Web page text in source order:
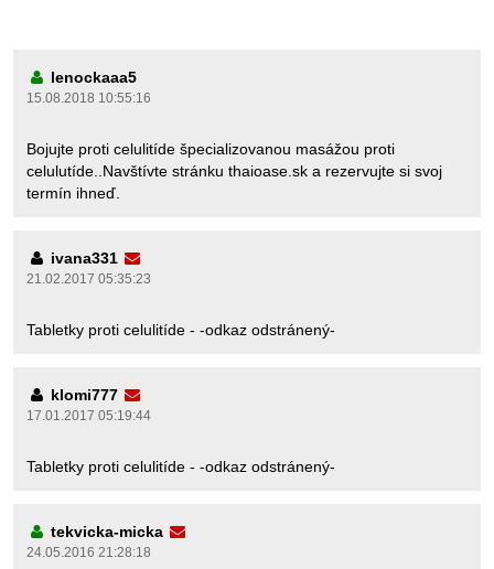
lenockaaa5
15.08.2018 10:55:16
Bojujte proti celulitíde špecializovanou masážou proti
celulutíde..Navštívte stránku thaioase.sk a rezervujte si svoj
termín ihneď.
ivana331
21.02.2017 05:35:23
Tabletky proti celulitíde - -odkaz odstránený-
klomi777
17.01.2017 05:19:44
Tabletky proti celulitíde - -odkaz odstránený-
tekvicka-micka
24.05.2016 21:28:18